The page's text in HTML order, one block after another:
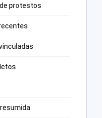
protestos